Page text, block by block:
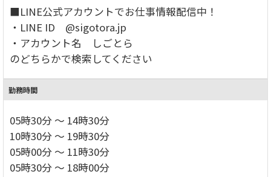
■LINE公式アカウントでお仕事情報配信中！
・LINE ID @sigotora.jp
・アカウント名 しごとら
のどちらかで検索してください
勤務時間
05時30分 ～ 14時30分
10時30分 ～ 19時30分
05時00分 ～ 11時30分
05時30分 ～ 18時00分